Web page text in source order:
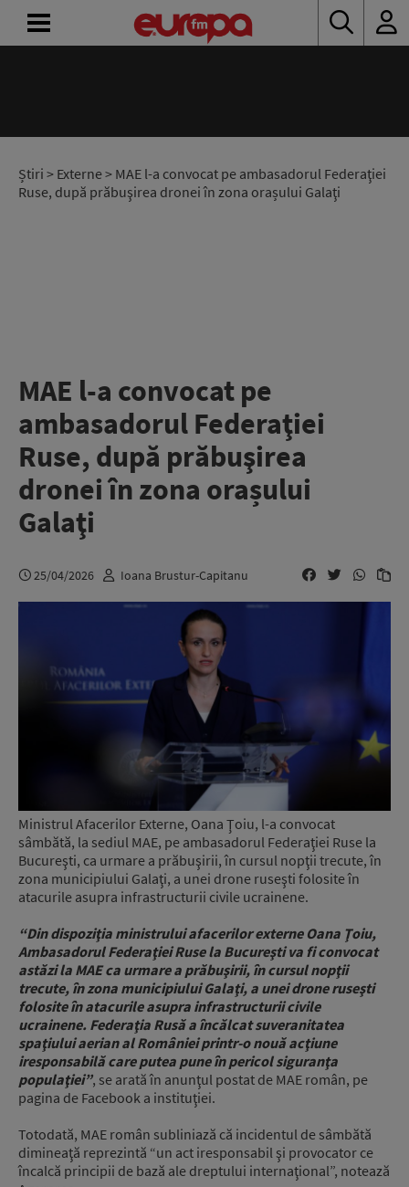
Știri > Externe> MAE l-a convocat pe ambasadorul Federaţiei
Ruse, după prăbuşirea dronei în zona orașului Galaţi
MAE l-a convocat pe
ambasadorul Federaţiei
Ruse, după prăbuşirea
dronei în zona orașului
Galaţi
25/04/2026 Ioana Brustur-Capitanu
Ministrul Afacerilor Externe, Oana Ţoiu, l-a convocat
sâmbătă, la sediul MAE, pe ambasadorul Federaţiei Ruse la
Bucureşti, ca urmare a prăbuşirii, în cursul nopţii trecute, în
zona municipiului Galaţi, a unei drone ruseşti folosite în
atacurile asupra infrastructurii civile ucrainene.
“Din dispoziţia ministrului afacerilor externe Oana Ţoiu,
Ambasadorul Federaţiei Ruse la Bucureşti va fi convocat
astăzi la MAE ca urmare a prăbuşirii, în cursul nopţii
trecute, în zona municipiului Galaţi, a unei drone ruseşti
folosite în atacurile asupra infrastructurii civile
ucrainene. Federaţia Rusă a încălcat suveranitatea
spaţiului aerian al României printr-o nouă acţiune
iresponsabilă care putea pune în pericol siguranţa
populaţiei”, se arată în anunţul postat de MAE român, pe
pagina de Facebook a instituţiei.
Totodată, MAE român subliniază că incidentul de sâmbătă
dimineaţă reprezintă “un act iresponsabil şi provocator ce
încalcă principii de bază ale dreptului internaţional”, notează
RADIO